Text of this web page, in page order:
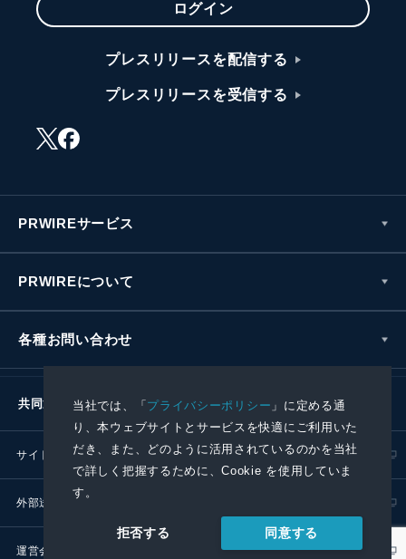
当社では、「プライバシーポリシー 」に定める通
り、本ウェブサイトとサービスを快適にご利用いた
だき、また、どのように活用されているのかを当社
で詳しく把握するために、Cookie を使用していま
す。
拒否する 同意する
ログイン
プレスリリースを配信する
プレスリリースを受信する
PRWIREサービス
PRWIREについて
各種お問い合わせ
共同通信社グループ
サイトポリシー プライバシーポリシー
外部送信ポリシー
運営会社 RSS